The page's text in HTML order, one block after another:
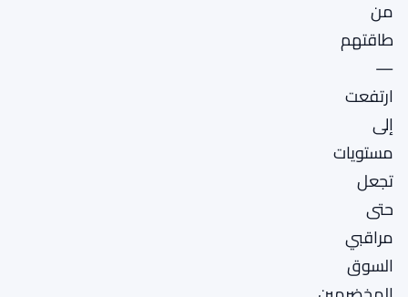
من
طاقتهم
—
ارتفعت
إلى
مستويات
تجعل
حتى
مراقبي
السوق